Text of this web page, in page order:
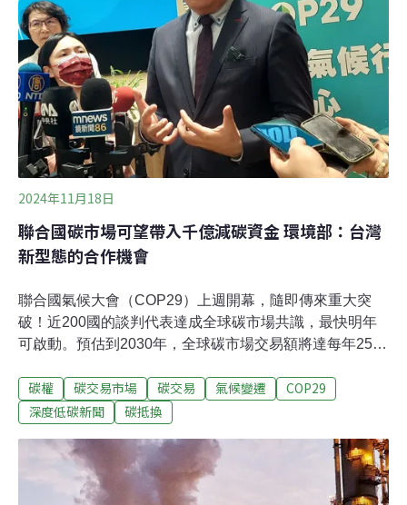
2024年11月18日
聯合國碳市場可望帶入千億減碳資金 環境部：台灣
新型態的合作機會
聯合國氣候大會（COP29）上週開幕，隨即傳來重大突
破！近200國的談判代表達成全球碳市場共識，最快明年
可啟動。預估到2030年，全球碳市場交易額將達每年2500
會正在密集關注，盼藉此開啟氣候金融與國際合作減碳的
機會。環境部也將爭取，將國際合作所獲得的企業碳權也
2500億美元「就在巴庫，我們突破了多年僵局」，氣候大
會11日～22日在亞塞拜然首府巴庫召開，大會主席、亞塞
拜然生態與天然資源部部長巴巴耶夫（Mukhtar
碳權 碳交易市場 碳交易 氣候變遷
COP29
深度低碳新聞
碳抵換